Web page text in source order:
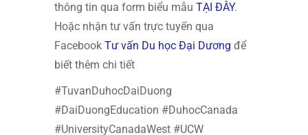
thông tin qua form biểu mẫu TẠI ĐÂY.
Hoặc nhận tư vấn trực tuyến qua
Facebook Tư vấn Du học Đại Dương để
biết thêm chi tiết
#TuvanDuhocDaiDuong
#DaiDuongEducation #DuhocCanada
#UniversityCanadaWest #UCW